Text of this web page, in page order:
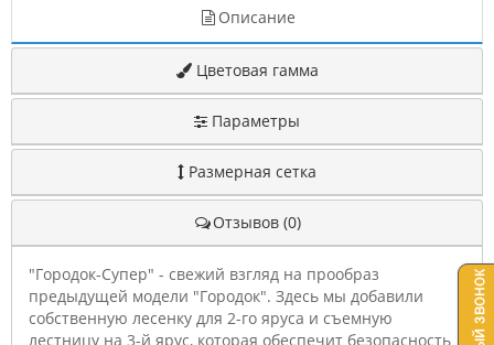
Описание
Цветовая гамма
Параметры
Размерная сетка
Отзывов (0)
"Городок-Супер" - свежий взгляд на прообраз
предыдущей модели "Городок". Здесь мы добавили
собственную лесенку для 2-го яруса и съемную
лестницу на 3-й ярус, которая обеспечит безопасность